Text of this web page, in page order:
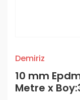
Demiriz
10 mm
Metre x